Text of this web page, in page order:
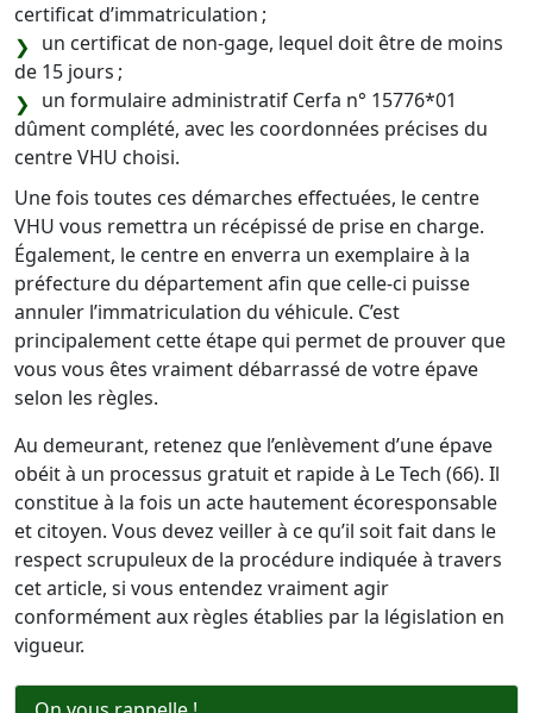
certificat d’immatriculation ;
un certificat de non-gage, lequel doit être de moins
de 15 jours ;
un formulaire administratif Cerfa n° 15776*01
dûment complété, avec les coordonnées précises du
centre VHU choisi.
Une fois toutes ces démarches effectuées, le centre
VHU vous remettra un récépissé de prise en charge.
Également, le centre en enverra un exemplaire à la
préfecture du département afin que celle-ci puisse
annuler l’immatriculation du véhicule. C’est
principalement cette étape qui permet de prouver que
vous vous êtes vraiment débarrassé de votre épave
selon les règles.
Au demeurant, retenez que l’enlèvement d’une épave
obéit à un processus gratuit et rapide à Le Tech (66). Il
constitue à la fois un acte hautement écoresponsable
et citoyen. Vous devez veiller à ce qu’il soit fait dans le
respect scrupuleux de la procédure indiquée à travers
cet article, si vous entendez vraiment agir
conformément aux règles établies par la législation en
vigueur.